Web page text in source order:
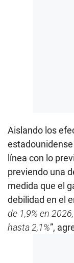
Aislando los
línea con lo
previendo una
medida que el
debilidad en el
de 1,9% en
hasta 2,1%”,